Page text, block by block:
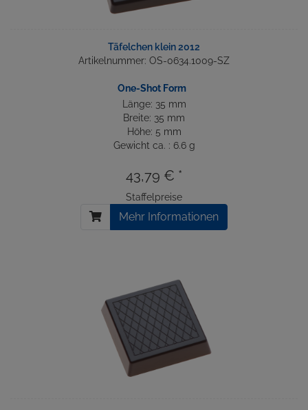
Täfelchen klein 2012
Artikelnummer: OS-0634.1009-SZ
One-Shot Form
Länge: 35 mm
Breite: 35 mm
Höhe: 5 mm
Gewicht ca. : 6.6 g
43,79 € *
Staffelpreise
Mehr Informationen